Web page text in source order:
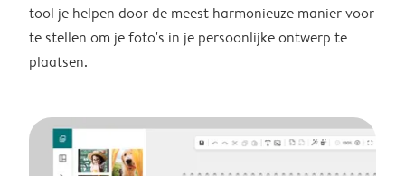
tool je helpen door de meest harmonieuze manier voor
te stellen om je foto's in je persoonlijke ontwerp te
plaatsen.